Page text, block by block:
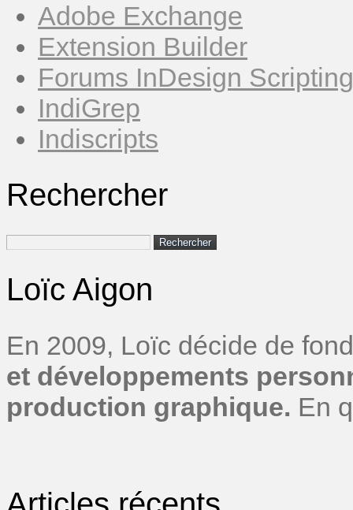
Adobe Exchange
Extension Builder
Forums InDesign Scripting
IndiGrep
Indiscripts
Rechercher
Loïc Aigon
En 2009, Loïc décide de
et développements
production graphique. En